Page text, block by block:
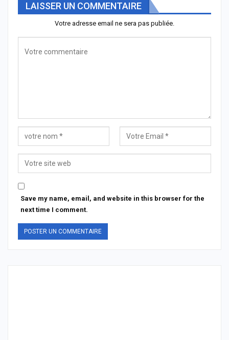
LAISSER UN COMMENTAIRE
Votre adresse email ne sera pas publiée.
Save my name, email, and website in this browser for the
next time I comment.